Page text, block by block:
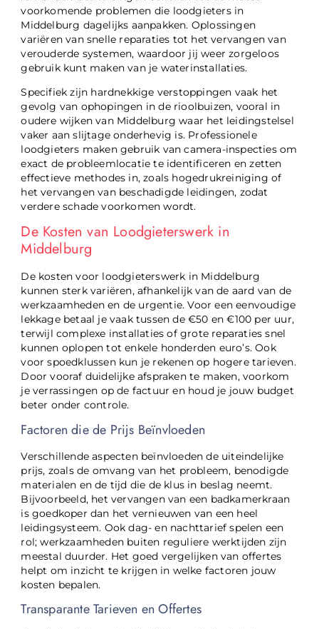
voorkomende problemen die loodgieters in
Middelburg dagelijks aanpakken. Oplossingen
variëren van snelle reparaties tot het vervangen van
verouderde systemen, waardoor jij weer zorgeloos
gebruik kunt maken van je waterinstallaties.
Specifiek zijn hardnekkige verstoppingen vaak het
gevolg van ophopingen in de rioolbuizen, vooral in
oudere wijken van Middelburg waar het leidingstelsel
vaker aan slijtage onderhevig is. Professionele
loodgieters maken gebruik van camera-inspecties om
exact de probleemlocatie te identificeren en zetten
effectieve methodes in, zoals hogedrukreiniging of
het vervangen van beschadigde leidingen, zodat
verdere schade voorkomen wordt.
De Kosten van Loodgieterswerk in
Middelburg
De kosten voor loodgieterswerk in Middelburg
kunnen sterk variëren, afhankelijk van de aard van de
werkzaamheden en de urgentie. Voor een eenvoudige
lekkage betaal je vaak tussen de €50 en €100 per uur,
terwijl complexe installaties of grote reparaties snel
kunnen oplopen tot enkele honderden euro’s. Ook
voor spoedklussen kun je rekenen op hogere tarieven.
Door vooraf duidelijke afspraken te maken, voorkom
je verrassingen op de factuur en houd je jouw budget
beter onder controle.
Factoren die de Prijs Beïnvloeden
Verschillende aspecten beïnvloeden de uiteindelijke
prijs, zoals de omvang van het probleem, benodigde
materialen en de tijd die de klus in beslag neemt.
Bijvoorbeeld, het vervangen van een badkamerkraan
is goedkoper dan het vernieuwen van een heel
leidingsysteem. Ook dag- en nachttarief spelen een
rol; werkzaamheden buiten reguliere werktijden zijn
meestal duurder. Het goed vergelijken van offertes
helpt om inzicht te krijgen in welke factoren jouw
kosten bepalen.
Transparante Tarieven en Offertes